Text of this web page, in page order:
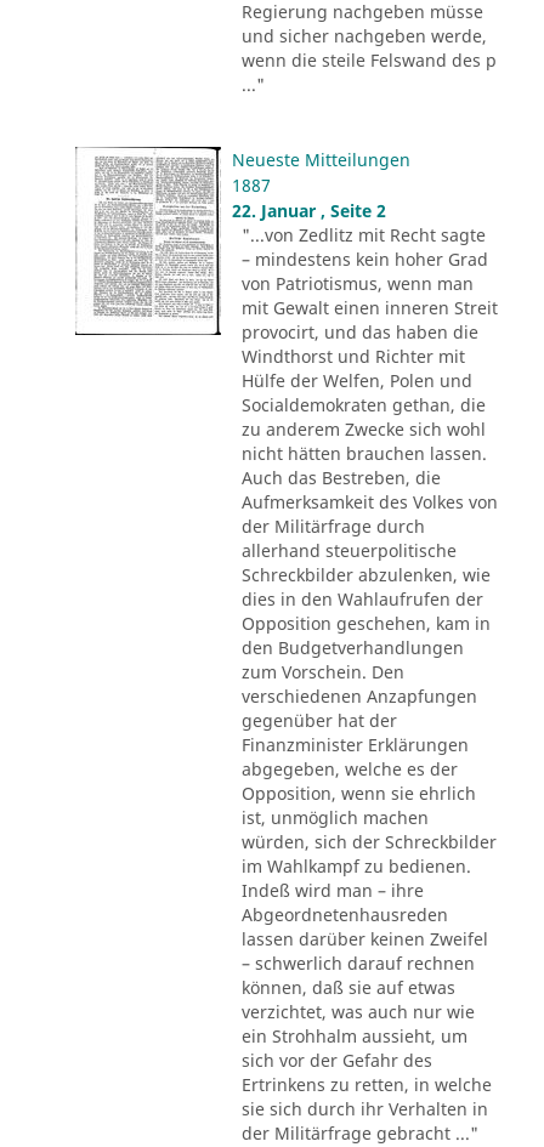
Regierung nachgeben müsse
und sicher nachgeben werde,
wenn die steile Felswand des p
..."
Neueste Mitteilungen
1887
22. Januar , Seite 2
"...von Zedlitz mit Recht sagte
– mindestens kein hoher Grad
von Patriotismus, wenn man
mit Gewalt einen inneren Streit
provocirt, und das haben die
Windthorst und Richter mit
Hülfe der Welfen, Polen und
Socialdemokraten gethan, die
zu anderem Zwecke sich wohl
nicht hätten brauchen lassen.
Auch das Bestreben, die
Aufmerksamkeit des Volkes von
der Militärfrage durch
allerhand steuerpolitische
Schreckbilder abzulenken, wie
dies in den Wahlaufrufen der
Opposition geschehen, kam in
den Budgetverhandlungen
zum Vorschein. Den
verschiedenen Anzapfungen
gegenüber hat der
Finanzminister Erklärungen
abgegeben, welche es der
Opposition, wenn sie ehrlich
ist, unmöglich machen
würden, sich der Schreckbilder
im Wahlkampf zu bedienen.
Indeß wird man – ihre
Abgeordnetenhausreden
lassen darüber keinen Zweifel
– schwerlich darauf rechnen
können, daß sie auf etwas
verzichtet, was auch nur wie
ein Strohhalm aussieht, um
sich vor der Gefahr des
Ertrinkens zu retten, in welche
sie sich durch ihr Verhalten in
der Militärfrage gebracht ..."